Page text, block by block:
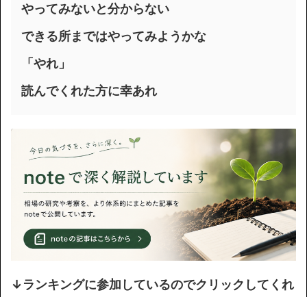
やってみないと分からない
できる所まではやってみようかな
「やれ」
読んでくれた方に幸あれ
↓ランキングに参加しているのでクリックしてくれ